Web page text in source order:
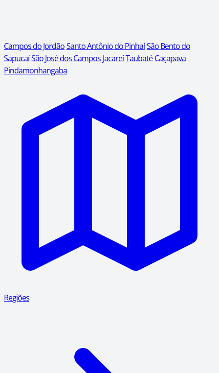
Campos do JordãoSanto Antônio do PinhalSão Bento do
SapucaíSão José dos Campos JacareíTaubaté Caçapava
Pindamonhangaba
Regiões